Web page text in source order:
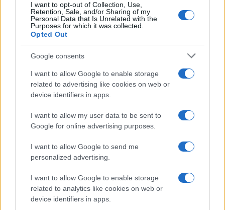
I want to opt-out of Collection, Use,
Retention, Sale, and/or Sharing of my
Personal Data that Is Unrelated with the
Purposes for which it was collected.
Opted Out
Google consents
I want to allow Google to enable storage
related to advertising like cookies on web or
device identifiers in apps.
I want to allow my user data to be sent to
Google for online advertising purposes.
I want to allow Google to send me
personalized advertising.
I want to allow Google to enable storage
related to analytics like cookies on web or
device identifiers in apps.